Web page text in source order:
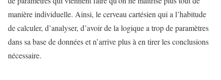
manière individuelle. Ainsi, le cerveau cartésien qui a l’habitude
de calculer, d’analyser, d’avoir de la logique a trop de paramètres
dans sa base de données et n’arrive plus à en tirer les conclusions
nécessaire.